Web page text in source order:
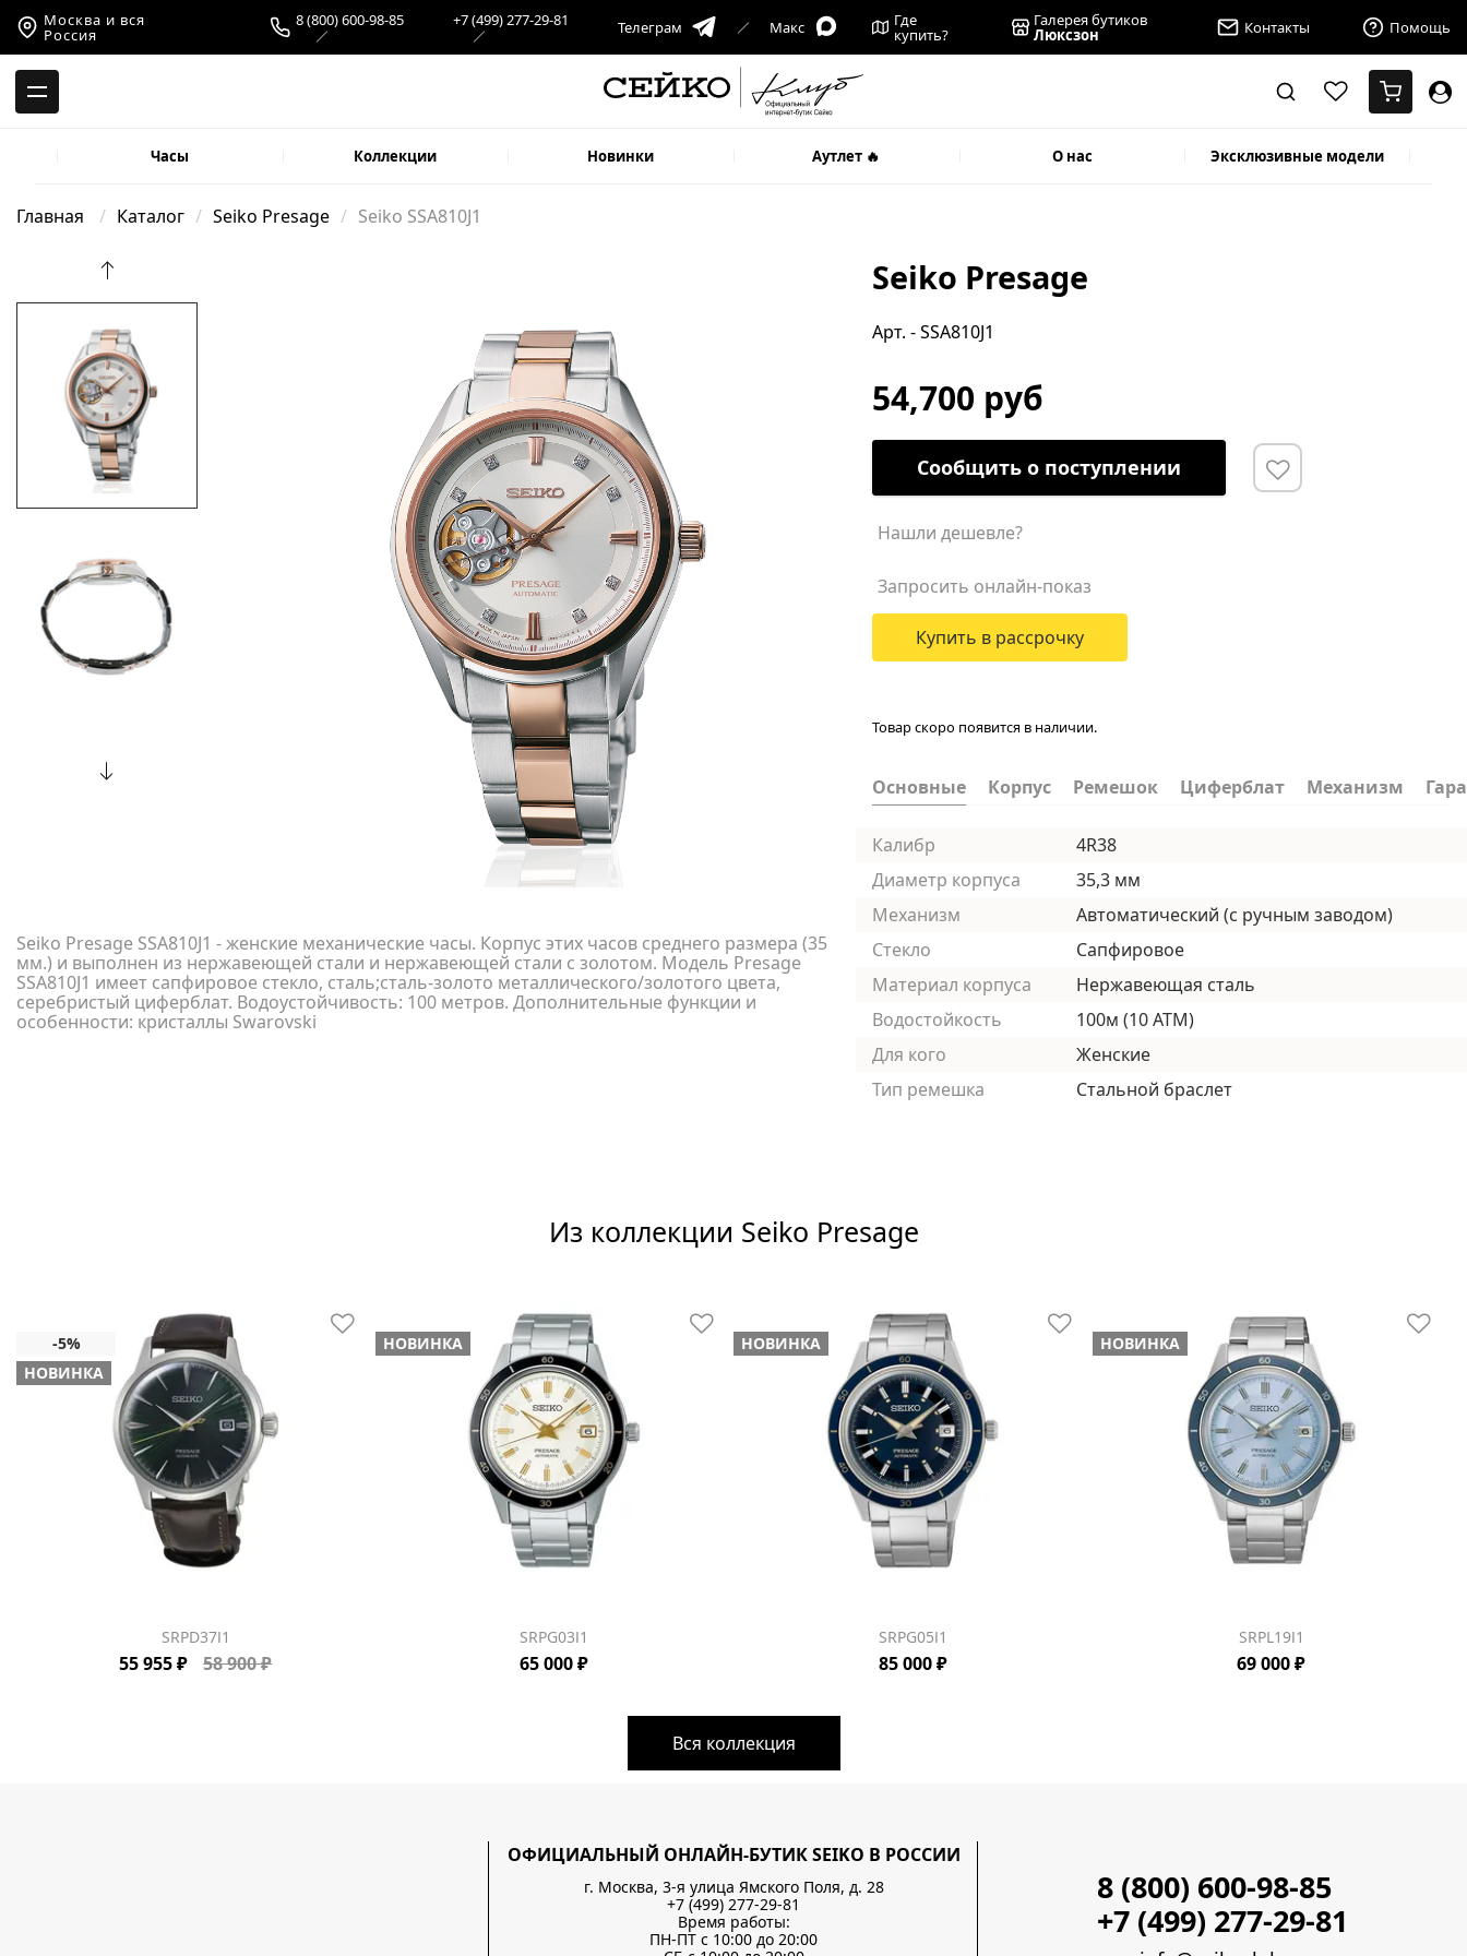
Москва и вся
Россия
8 (800) 600-98-85 +7 (499) 277-29-81 Телеграм Макс Где
купить?
Галерея бутиков
Люксзон Контакты Помощь
Часы Коллекции Новинки Аутлет 🔥 О нас Эксклюзивные модели
Главная Каталог Seiko Presage Seiko SSA810J1
Seiko Presage SSA810J1 - женские механические часы. Корпус этих часов среднего размера (35
мм.) и выполнен из нержавеющей стали и нержавеющей стали с золотом. Модель Presage
SSA810J1 имеет сапфировое стекло, сталь;сталь-золото металлического/золотого цвета,
серебристый циферблат. Водоустойчивость: 100 метров. Дополнительные функции и
особенности: кристаллы Swarovski
Seiko Presage
Арт. - SSA810J1
54,700 руб
Сообщить о поступлении
Нашли дешевле?
Запросить онлайн-показ
Купить в рассрочку
Товар скоро появится в наличии.
Основные Корпус Ремешок Циферблат Механизм
Калибр
4R38
Диаметр корпуса
35,3 мм
Механизм
Автоматический (с ручным заводом)
Стекло
Сапфировое
Материал корпуса
Нержавеющая сталь
Водостойкость
100м (10 АТМ)
Для кого
Женские
Тип ремешка
Стальной браслет
Из коллекции Seiko Presage
НОВИНКА
SRPD37J1
55 955 ₽ 58 900 ₽
НОВИНКА
SRPG03J1
65 000 ₽
НОВИНКА
SRPG05J1
85 000 ₽
НОВИНКА
SRPL19J1
69 000 ₽
Вся коллекция
ОФИЦИАЛЬНЫЙ ОНЛАЙН-БУТИК SEIKO В РОССИИ
г. Москва, 3-я улица Ямского Поля, д. 28
+7 (499) 277-29-81
Время работы:
ПН-ПТ с 10:00 до 20:00
8 (800) 600-98-85
+7 (499) 277-29-81